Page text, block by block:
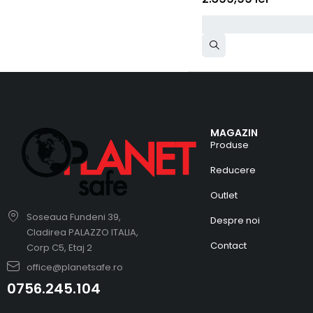
Soseaua Fundeni 39,
Cladirea PALAZZO ITALIA,
Corp C5, Etaj 2
office@planetsafe.ro
0756.245.104
MAGAZIN
Produse
Reducere
Outlet
Despre noi
Contact